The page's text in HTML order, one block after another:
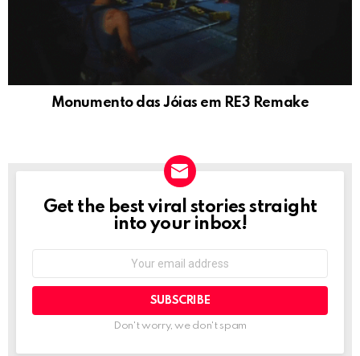
Monumento das Jóias em RE3 Remake
NEWSLETTER
Get the best viral stories straight
into your inbox!
Don't worry, we don't spam